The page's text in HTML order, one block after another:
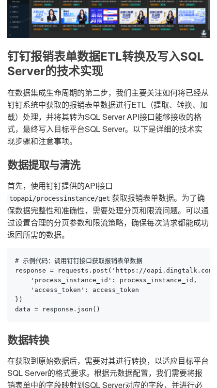
钉钉报销表单数据ETL转换及写入SQL
Server的技术实现
在数据集成生命周期的第二步，我们主要关注如何将已经从
钉钉系统中获取的报销表单数据进行ETL（提取、转换、加
载）处理，并将其转为SQL Server API接口能够接收的格
式，最终写入目标平台SQL Server。以下是详细的技术实
现步骤和注意事项。
数据提取与清洗
首先，使用钉钉提供的API接口
topapi/processinstance/get 获取报销表单数据。为了确
保数据完整性和准确性，需要处理分页和限流问题。可以通
过设置合理的分页参数和限流策略，确保每次请求都能成功
返回所需的数据。
# 示例代码：调用钉钉接口获取报销表单数据
response = requests.post('https://
    'process_instance_id': process_instance_id,
    'access_token': access_token
})
data = response.json()
数据转换
在获取到原始数据后，需要对其进行转换，以适应目标平台
SQL Server的格式要求。根据元数据配置，我们需要将报
销表单中的字段映射到SQL Server对应的字段，并进行必